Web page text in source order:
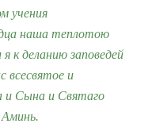
учения
наша теплотою
к деланию заповедей
всесвятое и
и Сына и Святаго
Аминь.